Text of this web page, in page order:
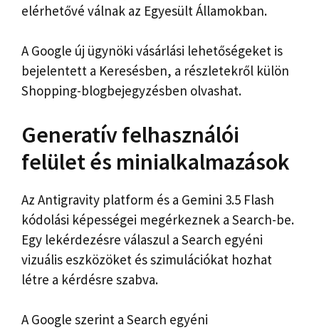
elérhetővé válnak az Egyesült Államokban.
A Google új ügynöki vásárlási lehetőségeket is
bejelentett a Keresésben, a részletekről külön
Shopping-blogbejegyzésben olvashat.
Generatív felhasználói
felület és minialkalmazások
Az Antigravity platform és a Gemini 3.5 Flash
kódolási képességei megérkeznek a Search-be.
Egy lekérdezésre válaszul a Search egyéni
vizuális eszközöket és szimulációkat hozhat
létre a kérdésre szabva.
A Google szerint a Search egyéni